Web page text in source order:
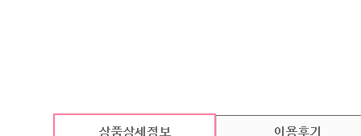
카드 기본구성